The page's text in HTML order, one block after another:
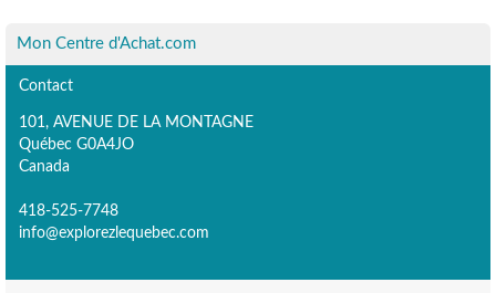
Mon Centre d'Achat.com
Contact
101, AVENUE DE LA MONTAGNE
Québec G0A4JO
Canada
418-525-7748
info@explorezlequebec.com